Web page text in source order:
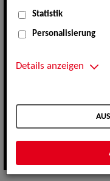
Statistik
Personalisierung
Details anzeigen